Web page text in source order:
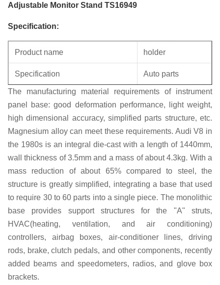
Adjustable Monitor Stand TS16949
Specification:
Product name holder
Specification Auto parts
Unit weight 0.22KG
The manufacturing material requirements of instrument
panel base: good deformation performance, light weight,
high dimensional accuracy, simplified parts structure, etc.
Magnesium alloy can meet these requirements. Audi V8 in
the 1980s is an integral die-cast with a length of 1440mm,
wall thickness of 3.5mm and a mass of about 4.3kg. With a
mass reduction of about 65% compared to steel, the
structure is greatly simplified, integrating a base that used
to require 30 to 60 parts into a single piece. The monolithic
base provides support structures for the "A" struts,
HVAC(heating, ventilation, and air conditioning)
controllers, airbag boxes, air-conditioner lines, driving
rods, brake, clutch pedals, and other components, recently
added beams and speedometers, radios, and glove box
brackets.